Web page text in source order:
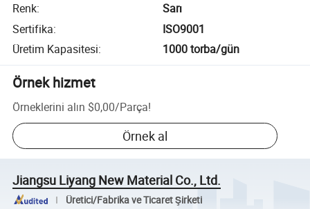
Renk:
Sarı
Sertifika:
ISO9001
Üretim Kapasitesi: 1000 torba/gün
Örnek hizmet
Örneklerini alın $0,00/Parça!
Örnek al
Jiangsu Liyang New Material Co., Ltd.
Üretici/Fabrika ve Ticaret Şirketi